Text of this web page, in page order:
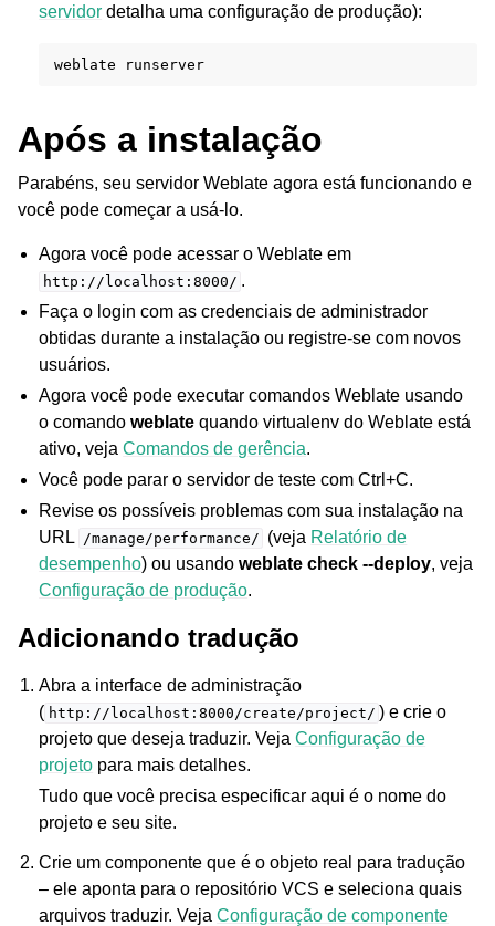
servidor detalha uma configuração de produção):
weblate
Após a instalação
Parabéns, seu servidor Weblate agora está funcionando e
você pode começar a usá-lo.
Agora você pode acessar o Weblate em
http://localhost:8000/ .
Faça o login com as credenciais de administrador
obtidas durante a instalação ou registre-se com novos
usuários.
Agora você pode executar comandos Weblate usando
o comandoweblate quando virtualenv do Weblate está
ativo, vejaComandos de gerência.
Você pode parar o servidor de teste com Ctrl+C.
Revise os possíveis problemas com sua instalação na
URL
/manage/performance/ (veja Relatório de
desempenho) ou usandoweblate check --deploy, veja
Configuração de produção.
Adicionando tradução
Abra a interface de administração
( http://localhost:8000/create/project/ ) e crie o
projeto que deseja traduzir. VejaConfiguração de
projeto para mais detalhes.
Tudo que você precisa especificar aqui é o nome do
projeto e seu site.
Crie um componente que é o objeto real para tradução
– ele aponta para o repositório VCS e seleciona quais
arquivos traduzir. VejaConfiguração de componente